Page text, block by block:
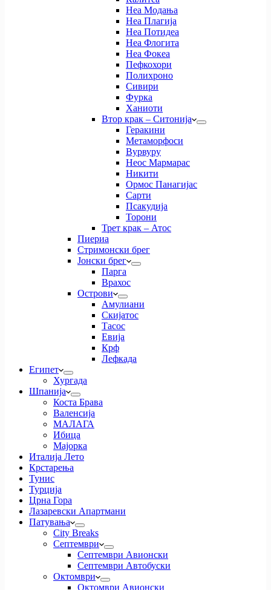
Неа Модања
Неа Плагија
Неа Потидеа
Неа Флогита
Неа Фокеа
Пефкохори
Полихроно
Сивири
Фурка
Ханиоти
Втор крак – Ситонија
Геракини
Метаморфоси
Вурвуру
Неос Мармарас
Никити
Ормос Панагијас
Сарти
Псакудија
Торони
Трет крак – Атос
Пиериа
Стримонски брег
Јонски брег
Парга
Врахос
Острови
Амулиани
Скијатос
Тасос
Евија
Крф
Лефкада
Египет
Хургада
Шпанија
Коста Брава
Валенсија
МАЛАГА
Ибица
Мајорка
Италија Лето
Крстарења
Тунис
Турција
Црна Гора
Лазаревски Апартмани
Патувања
City Breaks
Септември
Септември Авионски
Септември Автобуски
Октомври
Октомври Авионски